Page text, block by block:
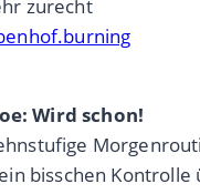
zurecht
Wird schon!
bisschen Kontrolle